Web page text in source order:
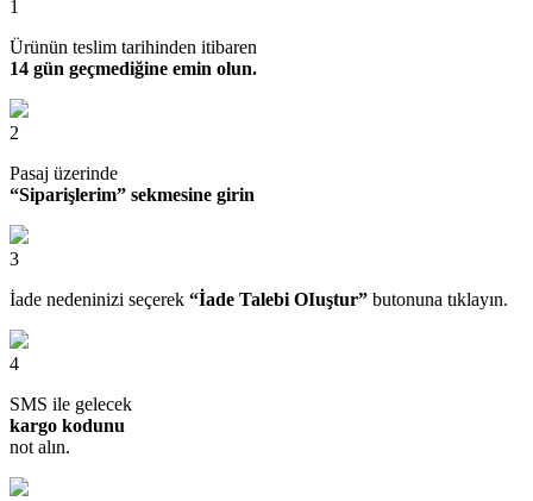
1
Ürünün teslim tarihinden itibaren
14 gün geçmediğine emin olun.
2
Pasaj üzerinde
“Siparişlerim” sekmesine girin
3
İade nedeninizi seçerek “İade Talebi OIuştur” butonuna tıklayın.
4
SMS ile gelecek
kargo kodunu
not alın.